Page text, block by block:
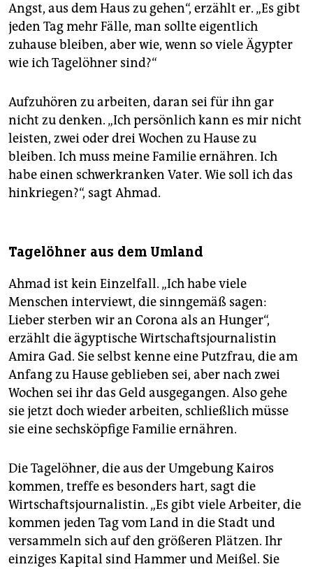
Angst, aus dem Haus zu gehen“, erzählt er. „Es gibt
jeden Tag mehr Fälle, man sollte eigentlich
zuhause bleiben, aber wie, wenn so viele Ägypter
wie ich Tagelöhner sind?“
Aufzuhören zu arbeiten, daran sei für ihn gar
nicht zu denken. „Ich persönlich kann es mir nicht
leisten, zwei oder drei Wochen zu Hause zu
bleiben. Ich muss meine Familie ernähren. Ich
habe einen schwerkranken Vater. Wie soll ich das
hinkriegen?“, sagt Ahmad.
Tagelöhner aus dem Umland
Ahmad ist kein Einzelfall. „Ich habe viele
Menschen interviewt, die sinngemäß sagen:
Lieber sterben wir an Corona als an Hunger“,
erzählt die ägyptische Wirtschaftsjournalistin
Amira Gad. Sie selbst kenne eine Putzfrau, die am
Anfang zu Hause geblieben sei, aber nach zwei
Wochen sei ihr das Geld ausgegangen. Also gehe
sie jetzt doch wieder arbeiten, schließlich müsse
sie eine sechsköpfige Familie ernähren.
Die Tagelöhner, die aus der Umgebung Kairos
kommen, treffe es besonders hart, sagt die
Wirtschaftsjournalistin. „Es gibt viele Arbeiter, die
kommen jeden Tag vom Land in die Stadt und
versammeln sich auf den größeren Plätzen. Ihr
einziges Kapital sind Hammer und Meißel. Sie